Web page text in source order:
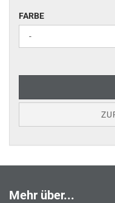
FARBE
FARBE
Mehr über...